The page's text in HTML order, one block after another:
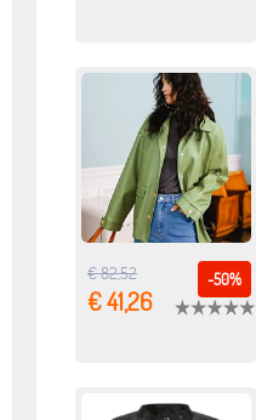
-50%
€ 82,52
€ 41,26